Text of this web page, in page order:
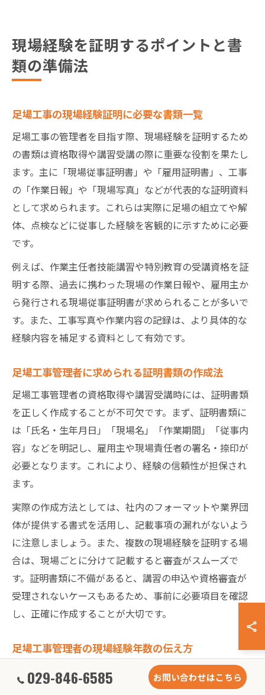
現場経験を証明するポイントと書
類の準備法
足場工事の現場経験証明に必要な書類一覧
足場工事の管理者を目指す際、現場経験を証明するため
の書類は資格取得や講習受講の際に重要な役割を果たし
ます。主に「現場従事証明書」や「雇用証明書」、工事
の「作業日報」や「現場写真」などが代表的な証明資料
として求められます。これらは実際に足場の組立てや解
体、点検などに従事した経験を客観的に示すために必要
です。
例えば、作業主任者技能講習や特別教育の受講資格を証
明する際、過去に携わった現場の作業日報や、雇用主か
ら発行される現場従事証明書が求められることが多いで
す。また、工事写真や作業内容の記録は、より具体的な
経験内容を補足する資料として有効です。
足場工事管理者に求められる証明書類の作成法
足場工事管理者の資格取得や講習受講時には、証明書類
を正しく作成することが不可欠です。まず、証明書類に
は「氏名・生年月日」「現場名」「作業期間」「従事内
容」などを明記し、雇用主や現場責任者の署名・捺印が
必要となります。これにより、経験の信頼性が担保され
ます。
実際の作成方法としては、社内のフォーマットや業界団
体が提供する書式を活用し、記載事項の漏れがないよう
に注意しましょう。また、複数の現場経験を証明する場
合は、現場ごとに分けて記載すると審査がスムーズで
す。証明書類に不備があると、講習の申込や資格審査が
受理されないケースもあるため、事前に必要項目を確認
し、正確に作成することが大切です。
足場工事管理者の現場経験年数の伝え方
足場工事管理者を目指す際には、現場経験年数を明確か
つ具体的に伝えることが重要です。年数だけでなく、ど
029-846-6585 お問い合わせはこちら